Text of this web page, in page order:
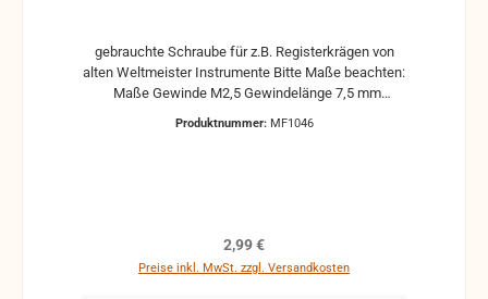
gebrauchte Schraube für z.B. Registerkrägen von
alten Weltmeister Instrumente Bitte Maße beachten:
Produktnummer: MF1046
Regulärer Preis:
2,99 €
Preise inkl. MwSt. zzgl. Versandkosten